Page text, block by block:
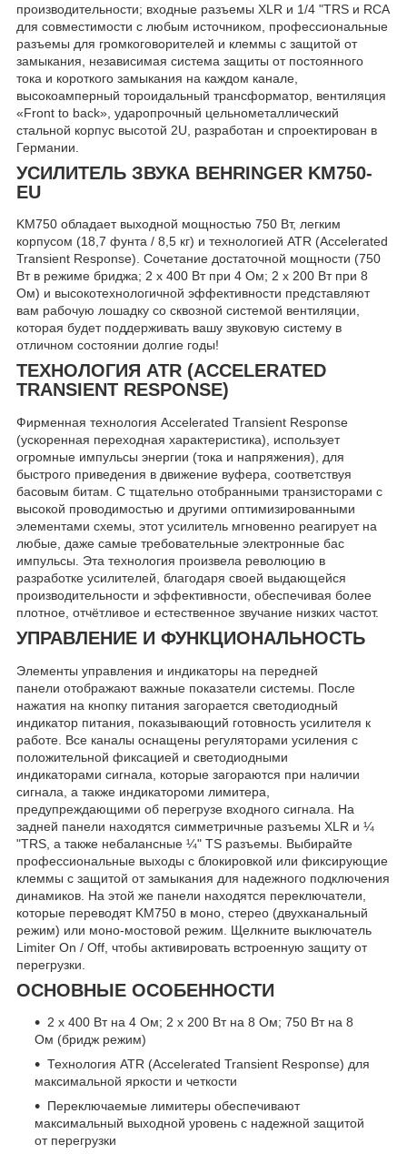
производительности; входные разъемы XLR и 1/4 "TRS и RCA
для совместимости с любым источником, профессиональные
разъемы для громкоговорителей и клеммы с защитой от
замыкания, независимая система защиты от постоянного
тока и короткого замыкания на каждом канале,
высокоамперный тороидальный трансформатор, вентиляция
«Front to back», ударопрочный цельнометаллический
стальной корпус высотой 2U, разработан и спроектирован в
Германии.
УСИЛИТЕЛЬ ЗВУКА BEHRINGER KM750-
EU
KM750 обладает выходной мощностью 750 Вт, легким
корпусом (18,7 фунта / 8,5 кг) и технологией ATR (Accelerated
Transient Response). Сочетание достаточной мощности (750
Вт в режиме бриджа; 2 x 400 Вт при 4 Ом; 2 x 200 Вт при 8
Ом) и высокотехнологичной эффективности представляют
вам рабочую лошадку со сквозной системой вентиляции,
которая будет поддерживать вашу звуковую систему в
отличном состоянии долгие годы!
ТЕХНОЛОГИЯ ATR (ACCELERATED
TRANSIENT RESPONSE)
Фирменная технология Accelerated Transient Response
(ускоренная переходная характеристика), использует
огромные импульсы энергии (тока и напряжения), для
быстрого приведения в движение вуфера, соответствуя
басовым битам. С тщательно отобранными транзисторами с
высокой проводимостью и другими оптимизированными
элементами схемы, этот усилитель мгновенно реагирует на
любые, даже самые требовательные электронные бас
импульсы. Эта технология произвела революцию в
разработке усилителей, благодаря своей выдающейся
производительности и эффективности, обеспечивая более
плотное, отчётливое и естественное звучание низких частот.
УПРАВЛЕНИЕ И ФУНКЦИОНАЛЬНОСТЬ
Элементы управления и индикаторы на передней
панели отображают важные показатели системы. После
нажатия на кнопку питания загорается светодиодный
индикатор питания, показывающий готовность усилителя к
работе. Все каналы оснащены регуляторами усиления с
положительной фиксацией и светодиодными
индикаторами сигнала, которые загораются при наличии
сигнала, а также индикатороми лимитера,
предупреждающими об перегрузе входного сигнала. На
задней панели находятся симметричные разъемы XLR и ¼
"TRS, а также небалансные ¼" TS разъемы. Выбирайте
профессиональные выходы с блокировкой или фиксирующие
клеммы с защитой от замыкания для надежного подключения
динамиков. На этой же панели находятся переключатели,
которые переводят KM750 в моно, стерео (двухканальный
режим) или моно-мостовой режим. Щелкните выключатель
Limiter On / Off, чтобы активировать встроенную защиту от
перегрузки.
ОСНОВНЫЕ ОСОБЕННОСТИ
2 х 400 Вт на 4 Ом; 2 х 200 Вт на 8 Ом; 750 Вт на 8
Ом (бридж режим)
Технология ATR (Accelerated Transient Response) для
максимальной яркости и четкости
Переключаемые лимитеры обеспечивают
максимальный выходной уровень с надежной защитой
от перегрузки